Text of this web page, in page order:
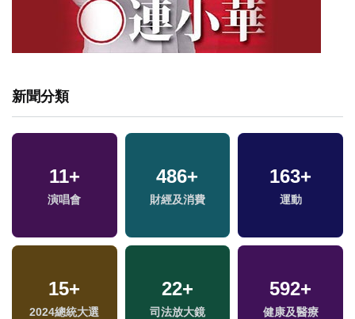
新聞分類
11+
演唱會
486+
財經及消費
163+
運動
15+
2024總統大選
22+
司法放大鏡
592+
健康及醫療